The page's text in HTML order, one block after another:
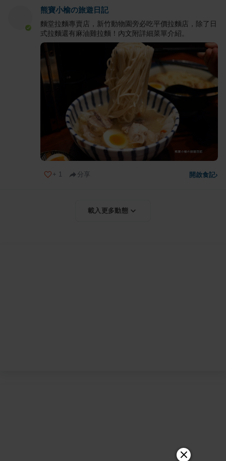
熊寶小榆の旅遊日記
麵堂拉麵專賣店，新竹動物園旁必吃平價拉麵店，除了日
式拉麵還有麻油雞拉麵！內文附詳細菜單介紹。
+ 1 分享 開啟食記›
載入更多動態